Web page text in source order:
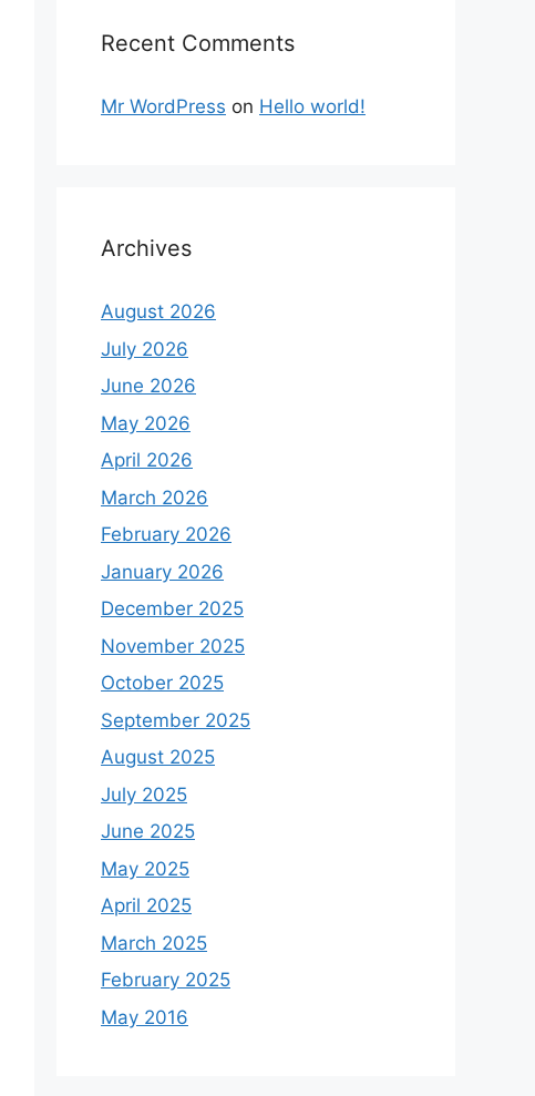
Recent Comments
Mr WordPress on Hello world!
Archives
August 2026
July 2026
June 2026
May 2026
April 2026
March 2026
February 2026
January 2026
December 2025
November 2025
October 2025
September 2025
August 2025
July 2025
June 2025
May 2025
April 2025
March 2025
February 2025
May 2016